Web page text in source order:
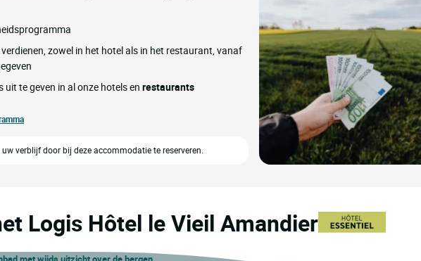
zowel in het hotel als in het restaurant, vanaf
uit te geven in al onze hotels en restaurants
verblijf door bij deze accommodatie te reserveren.
Logis Hôtel le Vieil Amandier